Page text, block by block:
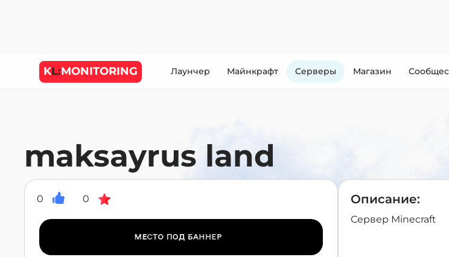
KL:MONITORING Лаунчер Майнкрафт Cерверы Магазин
maksayrus land
0 0 Описание:
Сервер Minecraft